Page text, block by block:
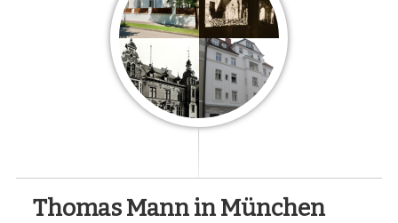
Thomas Mann in München